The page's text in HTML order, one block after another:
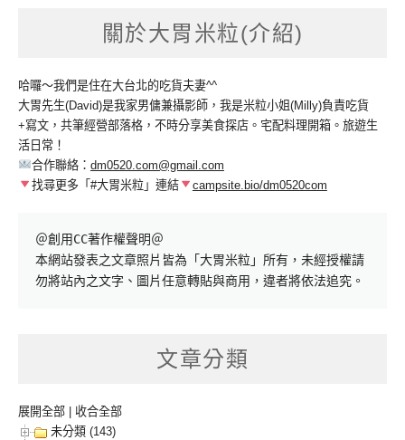
關於大胃米粒(介紹)
哈囉～我們是住在大台北的吃貨夫妻^^
大胃先生(David)是我家男傭兼攝影師，我是米粒小姐(Milly)負責吃貨
+寫文，共筆經營部落格，不時分享美食探店。宅配料理開箱。旅遊生
活日常！
合作聯絡： dm0520.com@gmail.com
找尋更多「#大胃米粒」連結
campsite.bio/dm0520com
＠創用CC著作權聲明＠
本網站發表之文章照片皆為「大胃米粒」所有，未經授權請
勿將站內之文字、圖片任意轉貼與商用，違者將依法追究。
文章分類
展開全部
收合全部
未分類 (143)